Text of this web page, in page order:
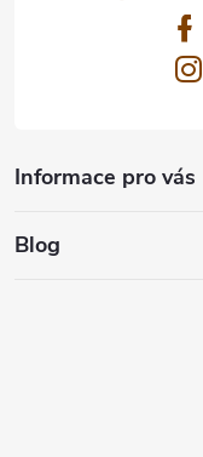
Informace pro vás
Blog